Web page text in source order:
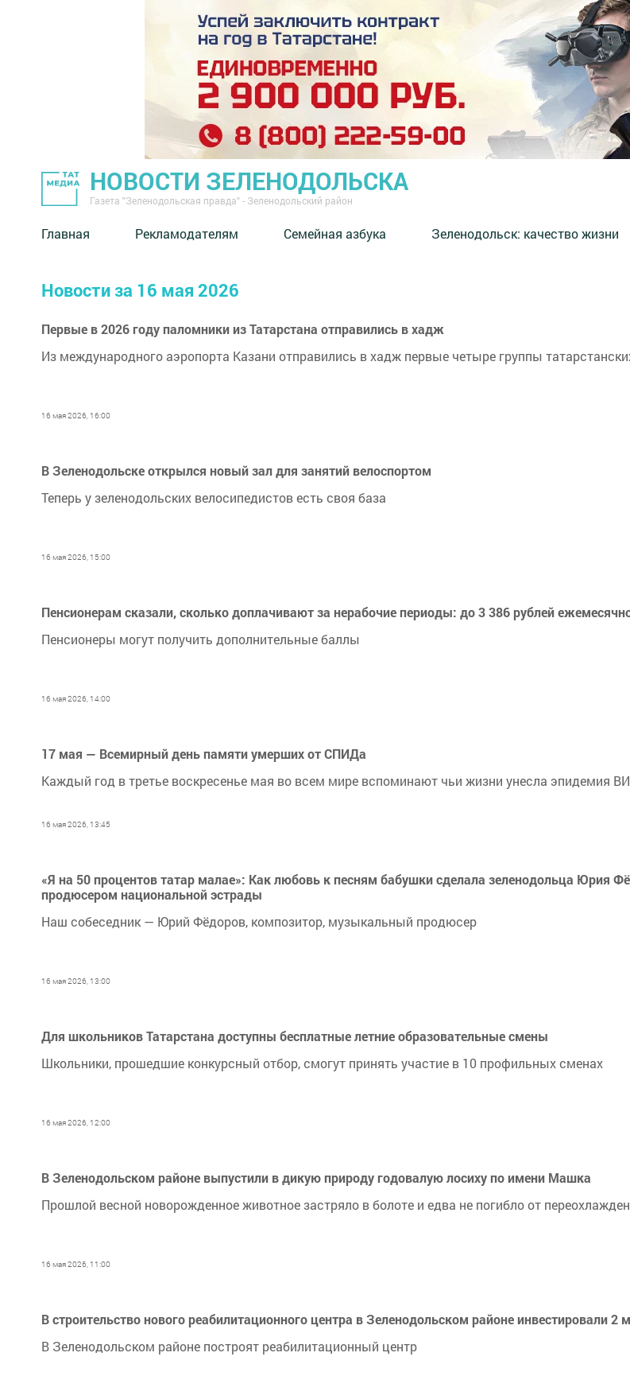
НОВОСТИ ЗЕЛЕНОДОЛЬСКА
Газета "Зеленодольская правда" - Зеленодольский район
Главная Рекламодателям Семейная азбука ⁠Зеленодольск: качество жизни
Новости за 16 мая 2026
Первые в 2026 году паломники из Татарстана отправились в хадж
Из международного аэропорта Казани отправились в хадж первые четыре группы
16 мая 2026, 16:00
В Зеленодольске открылся новый зал для занятий велоспортом
Теперь у зеленодольских велосипедистов есть своя база
16 мая 2026, 15:00
Пенсионерам сказали, сколько доплачивают за нерабочие периоды: до 3 386 рублей
Пенсионеры могут получить дополнительные баллы
16 мая 2026, 14:00
17 мая — Всемирный день памяти умерших от СПИДа
Каждый год в третье воскресенье мая во всем мире вспоминают чьи жизни унесла эпидемия
16 мая 2026, 13:45
«Я на 50 процентов татар малае»: Как любовь к песням бабушки сделала зеленодольца Юрия
продюсером национальной эстрады
Наш собеседник — Юрий Фёдоров, композитор, музыкальный продюсер
16 мая 2026, 13:00
Для школьников Татарстана доступны бесплатные летние образовательные смены
Школьники, прошедшие конкурсный отбор, смогут принять участие в 10 профильных сменах
16 мая 2026, 12:00
В Зеленодольском районе выпустили в дикую природу годовалую лосиху по имени Машка
Прошлой весной новорожденное животное застряло в болоте и едва не погибло от
16 мая 2026, 11:00
В строительство нового реабилитационного центра в Зеленодольском районе инвестировали 2
В Зеленодольском районе построят реабилитационный центр